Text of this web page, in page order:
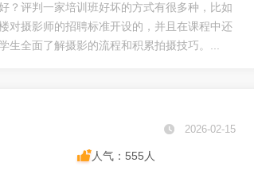
？评判一家培训班好坏的方式有很多种，比如
对摄影师的招聘标准开设的，并且在课程中还
生全面了解摄影的流程和积累拍摄技巧。...
2026-02-15
人气：555人